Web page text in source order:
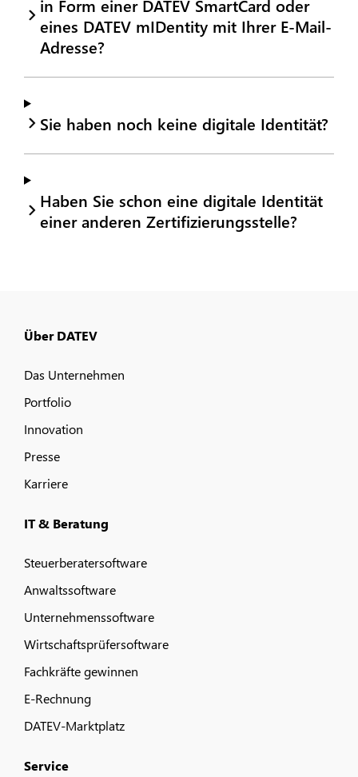
in Form einer DATEV SmartCard oder
eines DATEV mIDentity mit Ihrer E-Mail-
Adresse?
Sie haben noch keine digitale Identität?
Haben Sie schon eine digitale Identität
einer anderen Zertifizierungsstelle?
Über DATEV
Das Unternehmen
Portfolio
Innovation
Presse
Karriere
IT & Beratung
Steuerberatersoftware
Anwaltssoftware
Unternehmenssoftware
Wirtschaftsprüfersoftware
Fachkräfte gewinnen
E-Rechnung
DATEV-Marktplatz
Service